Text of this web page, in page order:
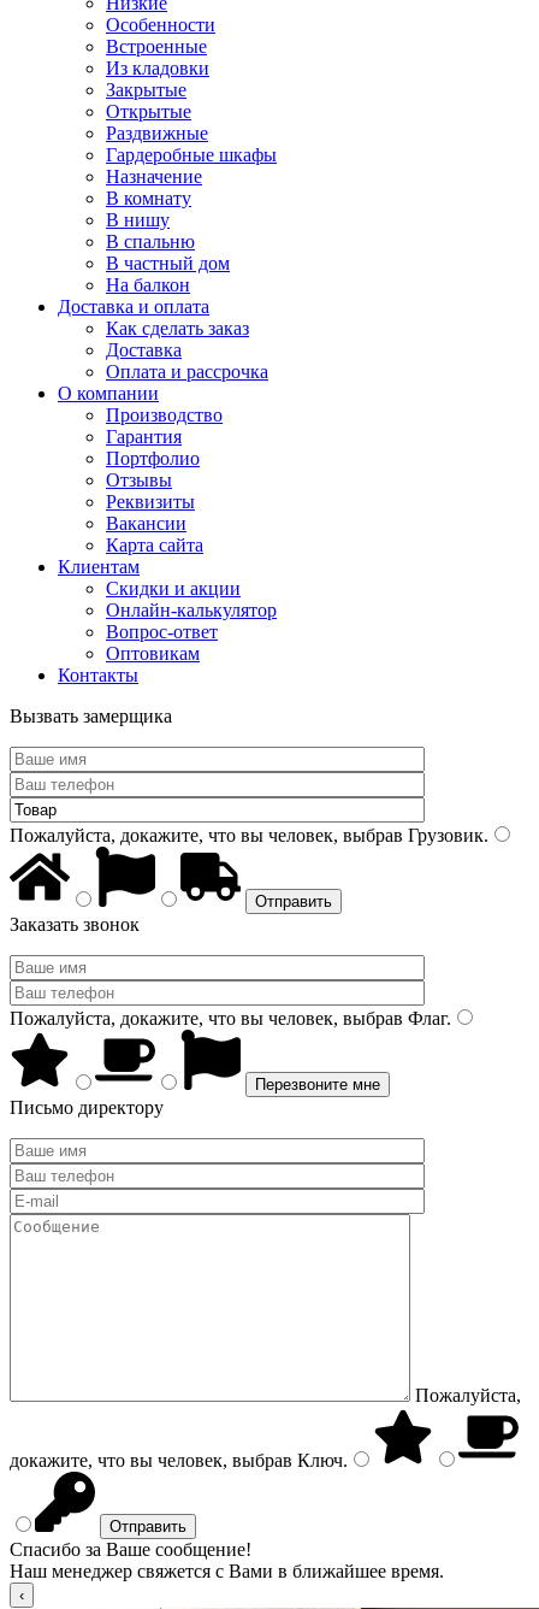
Особенности
Встроенные
Из кладовки
Закрытые
Открытые
Раздвижные
Гардеробные шкафы
Назначение
В комнату
В нишу
В спальню
В частный дом
На балкон
Доставка и оплата
Как сделать заказ
Доставка
Оплата и рассрочка
О компании
Производство
Гарантия
Портфолио
Отзывы
Реквизиты
Вакансии
Карта сайта
Клиентам
Скидки и акции
Онлайн-калькулятор
Вопрос-ответ
Оптовикам
Контакты
Вызвать замерщика
Пожалуйста, докажите, что вы человек, выбрав Грузовик.
Заказать звонок
Пожалуйста, докажите, что вы человек, выбрав Флаг.
Письмо директору
Пожалуйста,
докажите, что вы человек, выбрав Ключ.
Спасибо за Ваше сообщение!
Наш менеджер свяжется с Вами в ближайшее время.